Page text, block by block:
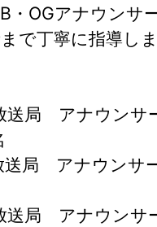
・OGアナウンサ
で丁寧に指導しま
送局 アナウンサ
送局 アナウンサ
送局 アナウンサ